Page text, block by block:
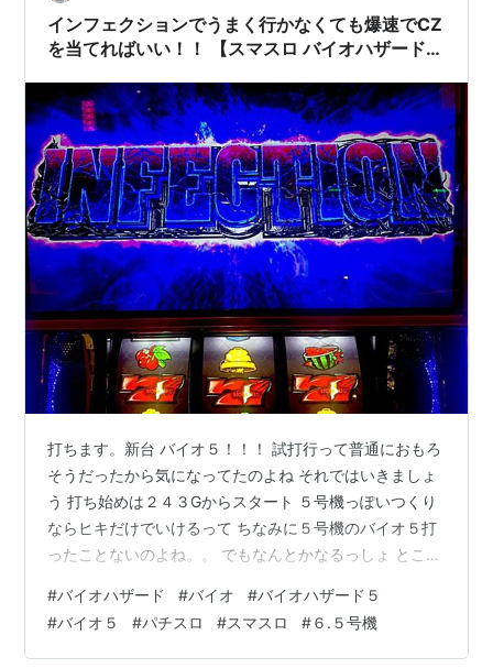
最低…
インフェクションでうまく行かなくても爆速でCZ
を当てればいい！！ 【スマスロ バイオハザード
打ちます。新台 バイオ５！！！ 試打行って普通におもろ
そうだったから気になってたのよね それではいきましょ
う 打ち始めは２４３Gからスタート ５号機っぽいつくり
ならヒキだけでいけるって ちなみに５号機のバイオ５打
ったことないのよね。。 でもなんとかなるっしょ ところ
い、とりあえずこの台は何をしたらええんか ああそう
か。 小役連か！ あと１回リプレイでCZ確定や！ いっけ
ぇ！！！ 違う。なんか違う。 でもおそらくさっきのリプ
#バイオハザード #バイオ #バイオハザード５
#バイオ５ #パチスロ #スマスロ #６.５号機